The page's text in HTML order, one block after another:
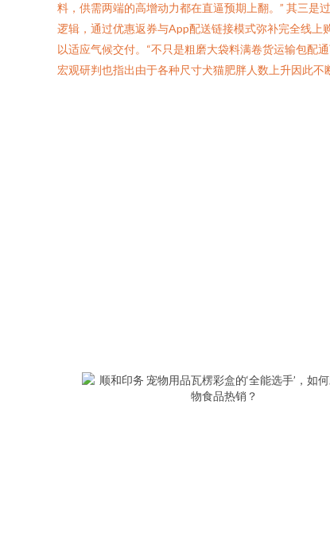
料，供需两端的高增动力都在直逼预期上翻。” 其三
逻辑，通过优惠返券与App配送链接模式弥补完全线
以适应气候交付。“不只是粗磨大袋料满卷货运输包配
宏观研判也指出由于各种尺寸犬猫肥胖人数上升因此